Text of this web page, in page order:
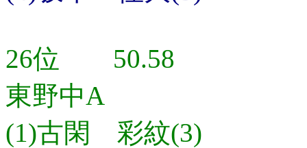
26位 50.58
東野中A
(1)古閑 彩紋(3)